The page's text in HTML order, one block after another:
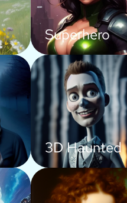
Superhero
3D Haunted